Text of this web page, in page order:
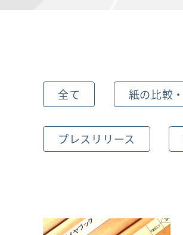
全て 紙の比較
プレスリリース